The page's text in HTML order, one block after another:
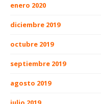
enero 2020
diciembre 2019
octubre 2019
septiembre 2019
agosto 2019